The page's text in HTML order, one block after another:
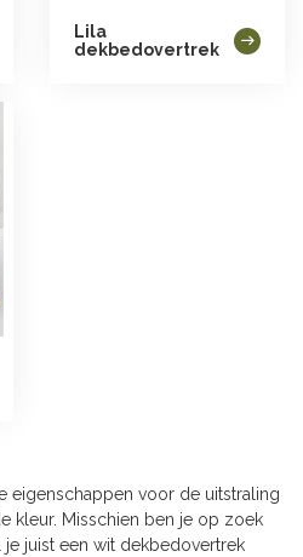
Lila
dekbedovertrek
eigenschappen voor de uitstraling
kleur. Misschien ben je op zoek
juist een wit dekbedovertrek